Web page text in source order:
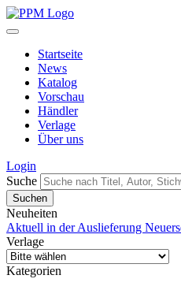
Startseite
News
Katalog
Vorschau
Händler
Verlage
Über uns
Login
Suche
Neuheiten
Aktuell in der Auslieferung
Verlage
Kategorien